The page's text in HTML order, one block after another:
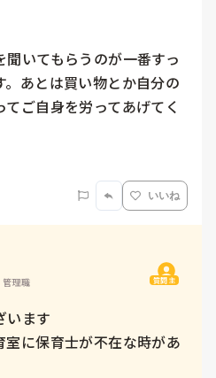
いてもらうのが一番すっ
あとは買い物とか自分の
ご自身を労ってあげてく
いいね
理職 質問主
います
に保育士が不在な時があ